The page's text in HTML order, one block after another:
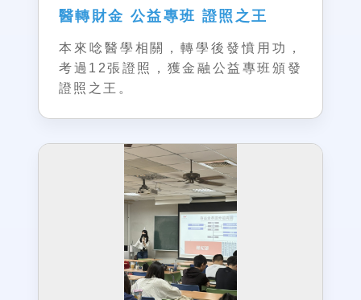
醫轉財金 公益專班 證照之王
本來唸醫學相關，轉學後發憤用功，
考過12張證照，獲金融公益專班頒發
證照之王。